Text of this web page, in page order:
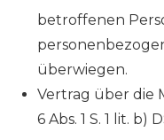
betroffenen
überwiegen.
Vertrag über die
6 Abs. 1 S. 1 lit. b)